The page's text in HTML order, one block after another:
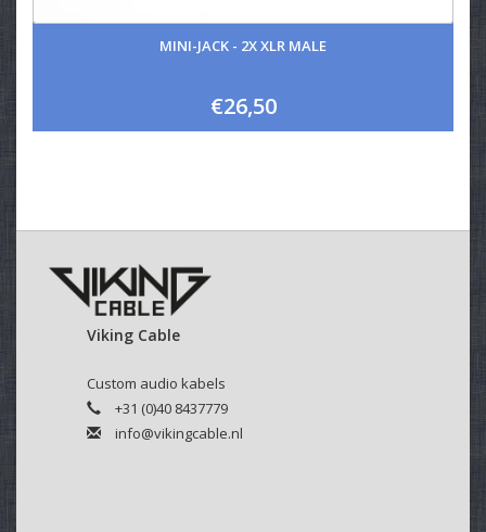
MINI-JACK - 2X XLR MALE
€26,50
Viking Cable
Custom audio kabels
+31 (0)40 8437779
info@vikingcable.nl